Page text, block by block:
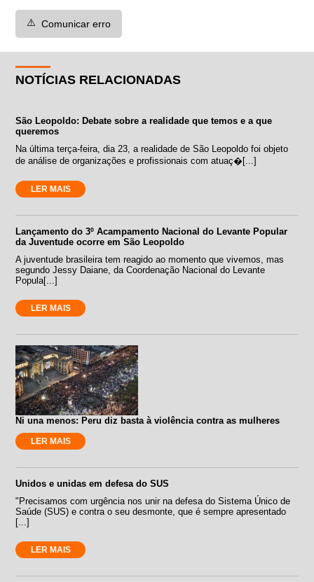
⚠️ Comunicar erro
NOTÍCIAS RELACIONADAS
São Leopoldo: Debate sobre a realidade que temos e a que
queremos
Na última terça-feira, dia 23, a realidade de São Leopoldo foi objeto
de análise de organizações e profissionais com atuaç�[...]
LER MAIS
Lançamento do 3º Acampamento Nacional do Levante Popular
da Juventude ocorre em São Leopoldo
A juventude brasileira tem reagido ao momento que vivemos, mas
segundo Jessy Daiane, da Coordenação Nacional do Levante
Popula[...]
LER MAIS
Ni una menos: Peru diz basta à violência contra as mulheres
LER MAIS
Unidos e unidas em defesa do SUS
"Precisamos com urgência nos unir na defesa do Sistema Único de
Saúde (SUS) e contra o seu desmonte, que é sempre apresentado
[...]
LER MAIS